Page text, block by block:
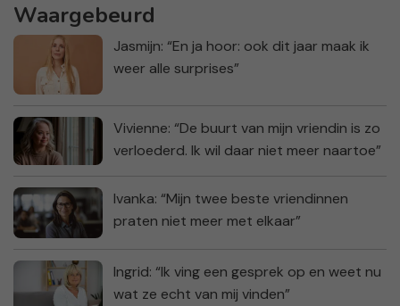
Waargebeurd
Jasmijn: “En ja hoor: ook dit jaar maak ik
weer alle surprises”
Vivienne: “De buurt van mijn vriendin is zo
verloederd. Ik wil daar niet meer naartoe”
Ivanka: “Mijn twee beste vriendinnen
praten niet meer met elkaar”
Ingrid: “Ik ving een gesprek op en weet nu
wat ze echt van mij vinden”